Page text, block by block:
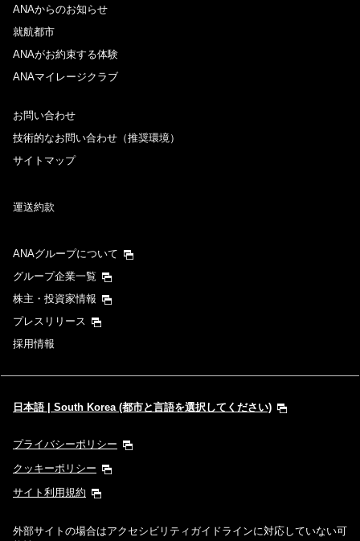
時間帯指定なし
経由地および乗り継ぎ所要時間を追加する
時間帯指定なし
経由地および乗り継ぎ所要時間を追加する
プロモーションコードについて
前後3日の運賃を検索
・表示金額は選択いただいた条件でのもっともおトクな運賃となりま
ANAからのお知らせ
就航都市
ANAがお約束する体験
ANAマイレージクラブ
お問い合わせ
技術的なお問い合わせ（推奨環境）
サイトマップ
運送約款
ANAグループについて
グループ企業一覧
株主・投資家情報
プレスリリース
採用情報
日本語 | South Korea (都市と言語を選択してください)
プライバシーポリシー
クッキーポリシー
サイト利用規約
外部サイトの場合はアクセシビリティガイドラインに対応していない可